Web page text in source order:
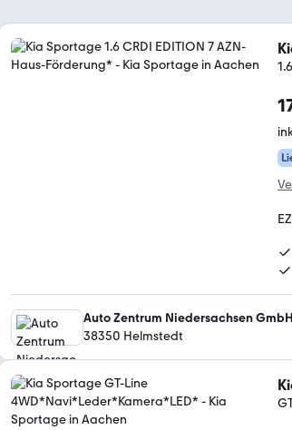
Auto Zentrum Niedersachsen GmbH
38350 Helmstedt